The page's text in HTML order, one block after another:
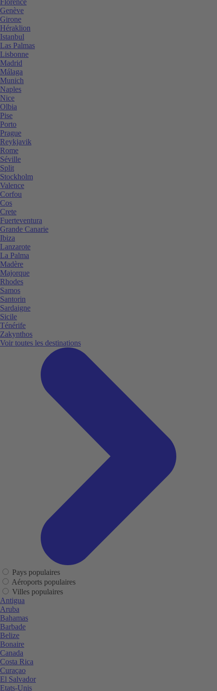
Genève
Girone
Héraklion
Istanbul
Las Palmas
Lisbonne
Madrid
Málaga
Munich
Naples
Nice
Olbia
Pise
Porto
Prague
Reykjavik
Rome
Séville
Split
Stockholm
Valence
Corfou
Cos
Crete
Fuerteventura
Grande Canarie
Ibiza
Lanzarote
La Palma
Madère
Majorque
Rhodes
Samos
Santorin
Sardaigne
Sicile
Ténérife
Zakynthos
Voir toutes les destinations
Pays populaires
Aéroports populaires
Villes populaires
Antigua
Aruba
Bahamas
Barbade
Belize
Bonaire
Canada
Costa Rica
Curaçao
El Salvador
Etats-Unis